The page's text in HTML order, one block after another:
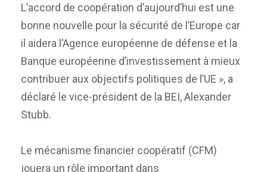
L’accord de coopération d’aujourd’hui est une
bonne nouvelle pour la sécurité de l’Europe car
il aidera l’Agence européenne de défense et la
Banque européenne d’investissement à mieux
contribuer aux objectifs politiques de l’UE », a
déclaré le vice-président de la BEI, Alexander
Stubb.
Le mécanisme financier coopératif (CFM)
jouera un rôle important dans